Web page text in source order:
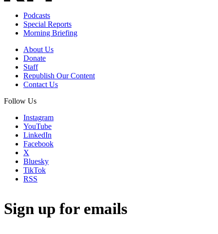
Podcasts
Special Reports
Morning Briefing
About Us
Donate
Staff
Republish Our Content
Contact Us
Follow Us
Instagram
YouTube
LinkedIn
Facebook
X
Bluesky
TikTok
RSS
Sign up for emails